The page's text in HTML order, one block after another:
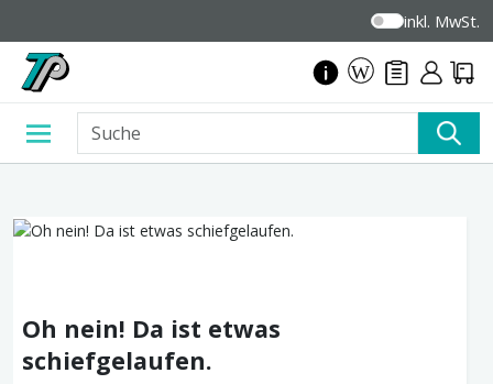
inkl. MwSt.
Oh nein! Da ist etwas
schiefgelaufen.